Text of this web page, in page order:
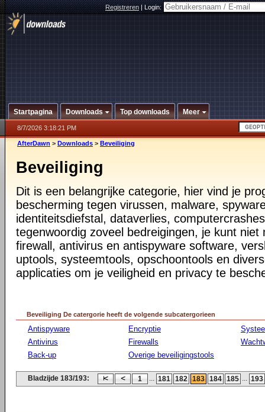
Registreren|Login:
Startpagina Downloads Top downloads Meer
8/7/2026 3:18:21 PM
AfterDawn > Downloads > Beveiliging
Beveiliging
Dit is een belangrijke categorie, hier vind je
bescherming tegen virussen, malware,
identiteitsdiefstal, dataverlies,
tegenwoordig zoveel bedreigingen, je kunt
firewall, antivirus en antispyware software,
uptools, systeemtools, opschoontools en
applicaties om je veiligheid en privacy te
Beveiliging De catergorie heeft de volgende subcatergorieen
Antispyware
Antivirus
Back-up
Encryptie
Firewalls
Overige beveiligingstools
Bladzijde 183/193: 1 ... 181 182 183 184 185 ... 193